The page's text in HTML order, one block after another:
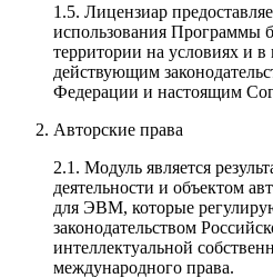
1.5. Лицензиар
использования Программы
территории на условиях и
действующим
Федерации и настоящим
Авторские права
2.1. Модуль является
деятельности и объектом
для ЭВМ, которые
законодательством
интеллектуальной
международного права.